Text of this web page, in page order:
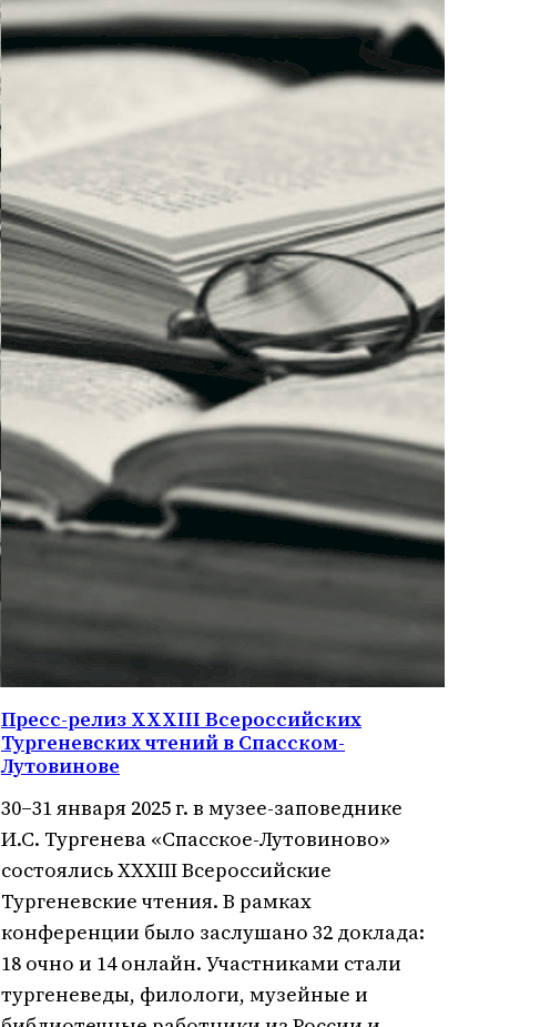
Пресс-релиз XXXIII Всероссийских
Тургеневских чтений в Спасском-
Лутовинове
30‒31 января 2025 г. в музее-заповеднике
И.С. Тургенева «Спасское-Лутовиново»
состоялись XXXIII Всероссийские
Тургеневские чтения. В рамках
конференции было заслушано 32 доклада:
18 очно и 14 онлайн. Участниками стали
тургеневеды, филологи, музейные и